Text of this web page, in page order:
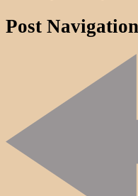
Post Navigation